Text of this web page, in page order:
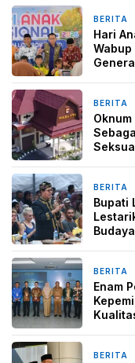
BERITA
Hari
BERITA
BERITA
Bupati
BERITA
Enam
BERITA